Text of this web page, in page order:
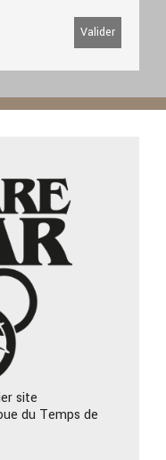
site
du Temps de